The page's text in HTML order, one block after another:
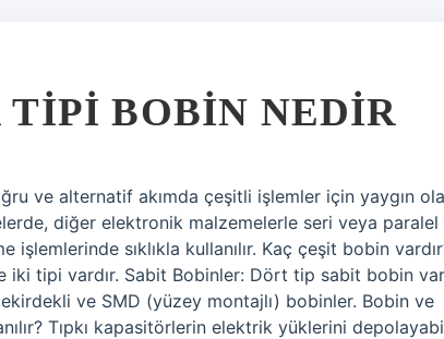
TIPI BOBIN NEDIR
ve alternatif akımda çeşitli işlemler için yaygın
diğer elektronik malzemelerle seri veya paralel
sıklıkla kullanılır. Kaç çeşit bobin
tipi vardır. Sabit Bobinler: Dört tip sabit bobin
ve SMD (yüzey montajlı) bobinler. Bobin ve
Tıpkı kapasitörlerin elektrik yüklerini